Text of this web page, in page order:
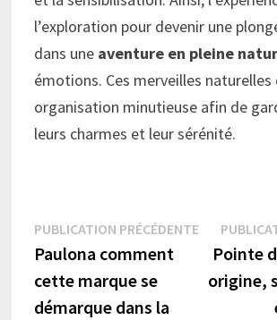
l’exploration pour devenir une
dans une aventure en pleine
émotions. Ces merveilles naturelles
organisation minutieuse afin de
leurs charmes et leur sérénité.
Navigation
de
l’article
PUBLICATION PRÉCÉDENTEPublication
Paulona comment
cette marque se
démarque dans la
Pointe
origine,